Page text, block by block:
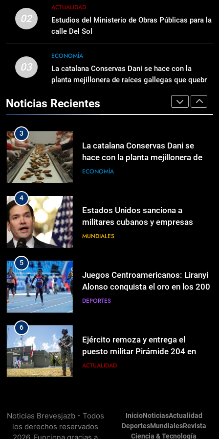
ACTUALIDAD
3
La catalana Conservas Dani se
hace con la planta mejillonera de
raíces gallegas que quebró en
ECONOMÍA
4
vinculadas a la adquisición de
armas
MUNDIALES
5
DEPORTES
6
Neyba
ACTUALIDAD
7
ECONOMÍA
8
02
ACTUALIDAD
Estudios del Ministerio de Obras Públicas para la
calle Del Sol
03
ECONOMÍA
La catalana Conservas Dani se hace con la
planta mejillonera de raíces gallegas que quebró
Noticias Recientes
Waymo abre sus robotaxis en
Dallas para todo el mundo:
CIENCIA & TECNOLOGÍA
2
Estudios del Ministerio de Obras
Públicas para la calle Del Sol
ACTUALIDAD
3
La catalana Conservas Dani se
hace con la planta mejillonera de
raíces gallegas que quebró en
ECONOMÍA
4
Estados Unidos sanciona a
militares cubanos y empresas
vinculadas a la adquisición de
MUNDIALES
5
Juegos Centroamericanos: Liranyi
Alonso conquista el oro en los 200
DEPORTES
6
Ejército remoza y entrega el
puesto militar Pirámide 204 en
Neyba
ACTUALIDAD
APAP para el crecimiento
ECONOMÍA
Noticias Brevesjazb - Todos
los derechos reservados
InicioNoticiasActualidad
DeportesMundialesRevista
Ciencia & Tecnología